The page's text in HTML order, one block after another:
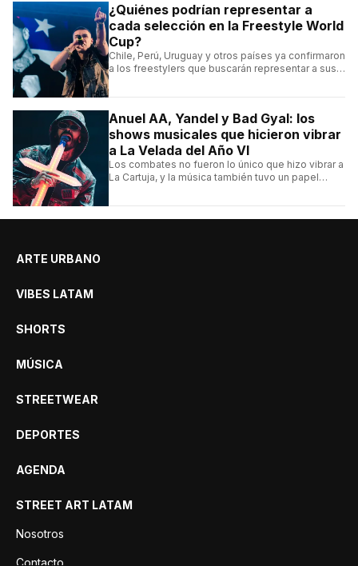
¿Quiénes podrían representar a
cada selección en la Freestyle World
Cup?
Chile, Perú, Uruguay y otros países ya confirmaron
a los freestylers que buscarán representar a sus
Anuel AA, Yandel y Bad Gyal: los
shows musicales que hicieron vibrar
a La Velada del Año VI
Los combates no fueron lo único que hizo vibrar a
La Cartuja, y la música también tuvo un papel
ARTE URBANO
VIBES LATAM
SHORTS
MÚSICA
STREETWEAR
DEPORTES
AGENDA
STREET ART LATAM
Nosotros
Contacto